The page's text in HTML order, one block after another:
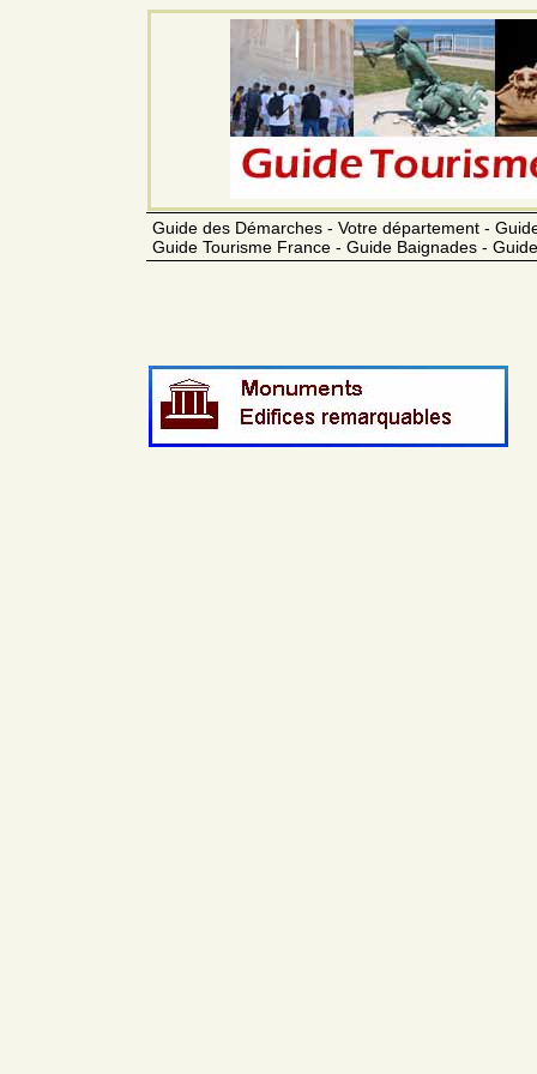
Guide des Démarches - Votre département -
Guide Tourisme France - Guide Baignades -